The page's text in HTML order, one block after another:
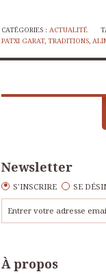
CATÉGORIES : ACTUALITÉ
PATXI GARAT, TRADITIONS,
Newsletter
S'INSCRIRE SE
À propos